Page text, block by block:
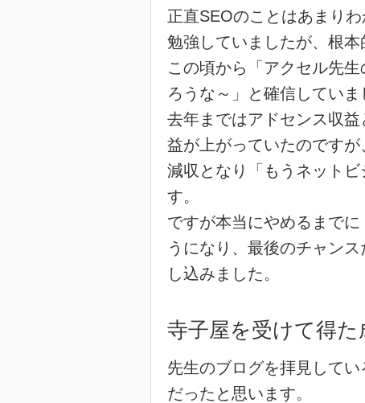
正直SEOのことはあまり
勉強していましたが、根本
この頃から「アクセル先
ろうな～」と確信していま
去年まではアドセンス収
益が上がっていたのです
減収となり「もうネット
す。
ですが本当にやめるまで
うになり、最後のチャン
し込みました。
寺子屋を受けて得た
先生のブログを拝見して
だったと思います。